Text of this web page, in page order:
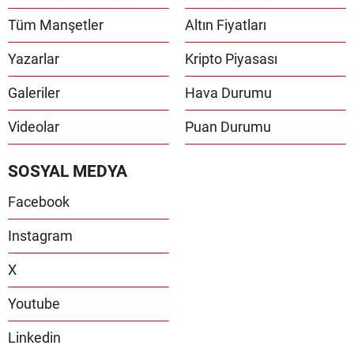
Tüm Manşetler
Yazarlar
Galeriler
Videolar
Altın Fiyatları
Kripto Piyasası
Hava Durumu
Puan Durumu
SOSYAL MEDYA
Facebook
Instagram
X
Youtube
Linkedin